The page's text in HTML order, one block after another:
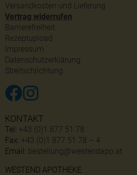
Versandkosten und Lieferung
Vertrag widerrufen
Barrierefreiheit
Rezeptupload
Impressum
Datenschutzerklärung
Streitschlichtung
KONTAKT
Tel: +43 (0)1 877 51 78
Fax: +43 (0)1 877 51 78 – 4
Email: bestellung@westendapo.at
WESTEND APOTHEKE